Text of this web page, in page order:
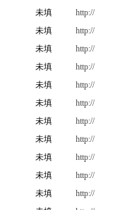
未填 http://
未填 http://
未填 http://
未填 http://
未填 http://
未填 http://
未填 http://
未填 http://
未填 http://
未填 http://
未填 http://